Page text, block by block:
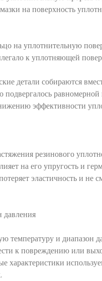
на поверхность
на уплотнительную
к уплотняющей
детали собираются
эффективности
резинового
на его упругость и
эластичность и не
давления
температуру и диапазон
к повреждению или
характеристики